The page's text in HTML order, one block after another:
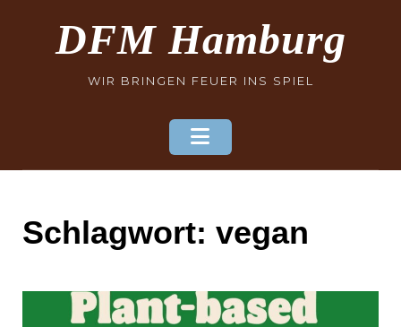
contentDFM Hamburg
WIR BRINGEN FEUER INS SPIEL
Schlagwort: vegan